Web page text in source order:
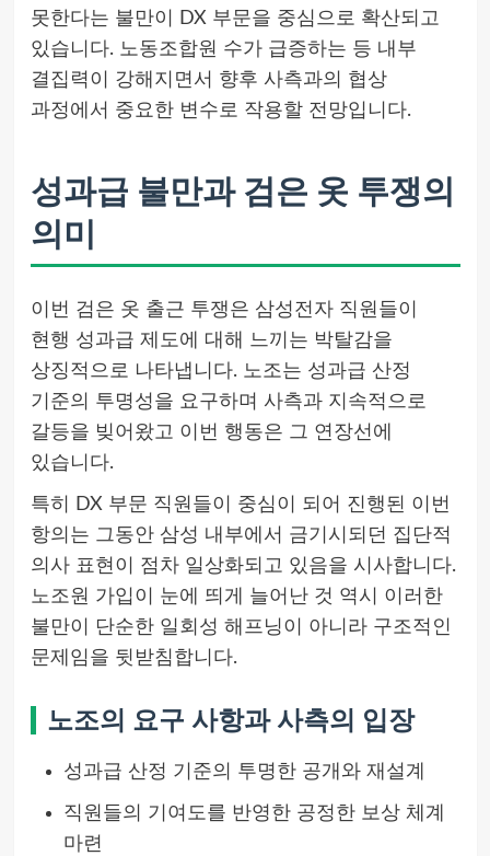
못한다는 불만이 DX 부문을 중심으로 확산되고
있습니다. 노동조합원 수가 급증하는 등 내부
결집력이 강해지면서 향후 사측과의 협상
과정에서 중요한 변수로 작용할 전망입니다.
성과급 불만과 검은 옷 투쟁의
의미
이번 검은 옷 출근 투쟁은 삼성전자 직원들이
현행 성과급 제도에 대해 느끼는 박탈감을
상징적으로 나타냅니다. 노조는 성과급 산정
기준의 투명성을 요구하며 사측과 지속적으로
갈등을 빚어왔고 이번 행동은 그 연장선에
있습니다.
특히 DX 부문 직원들이 중심이 되어 진행된 이번
항의는 그동안 삼성 내부에서 금기시되던 집단적
의사 표현이 점차 일상화되고 있음을 시사합니다.
노조원 가입이 눈에 띄게 늘어난 것 역시 이러한
불만이 단순한 일회성 해프닝이 아니라 구조적인
문제임을 뒷받침합니다.
노조의 요구 사항과 사측의 입장
성과급 산정 기준의 투명한 공개와 재설계
직원들의 기여도를 반영한 공정한 보상 체계
마련